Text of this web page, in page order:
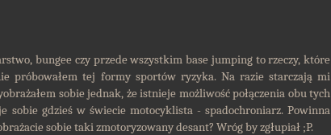
bungee czy przede wszystkim base jumping to rzeczy, które
próbowałem tej formy sportów ryzyka. Na razie starczają mi
sobie jednak, że istnieje możliwość połączenia obu tych
sobie gdzieś w świecie motocyklista - spadochroniarz. Powinna
sobie taki zmotoryzowany desant? Wróg by zgłupiał ;P.